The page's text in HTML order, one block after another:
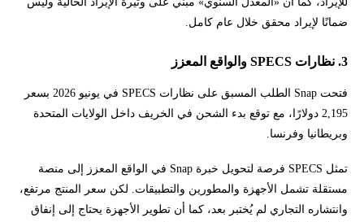
ضمانًا لإيراد محقق خلال عام كامل.
3. نظارات SPECS والواقع المعزز
فتحت Snap الطلب المسبق على نظارات SPECS في يونيو 2026 بسعر
2,195 دولارًا، مع توقع بدء الشحن في الخريف داخل الولايات المتحدة
وبريطانيا وفرنسا.
تمثل SPECS فرصة لتحويل خبرة Snap في الواقع المعزز إلى منصة
مستقلة تشمل الأجهزة والمطورين والتطبيقات. لكن سعر المنتج مرتفع،
وانتشاره التجاري لم يُختبر بعد، كما أن تطوير الأجهزة يحتاج إلى إنفاق